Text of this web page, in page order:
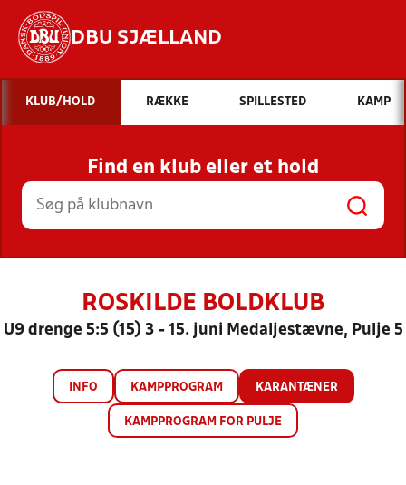
DBU SJÆLLAND
Hvad vil du søge efter?
INDHOLD OG NYHEDER
STILLINGER, RESULTATER, KLUBBER OG
HOLD
KLUB/HOLD RÆKKE SPILLESTED KAMP
Find en klub eller et hold
ROSKILDE BOLDKLUB
U9 drenge 5:5 (15) 3 - 15. juni Medaljestævne, Pulje 5
INFO KAMPPROGRAM KARANTÆNER
KAMPPROGRAM FOR PULJE